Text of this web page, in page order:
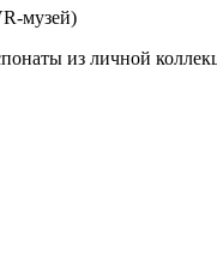
музей)
из личной